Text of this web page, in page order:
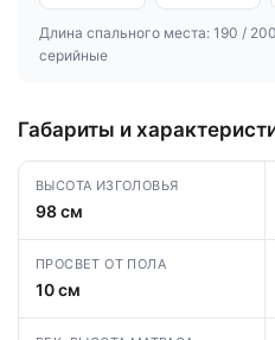
Длина спального места: 190 /
серийные
Габариты и
ВЫСОТА ИЗГОЛОВЬЯ
98 см
ПРОСВЕТ ОТ ПОЛА
10 см